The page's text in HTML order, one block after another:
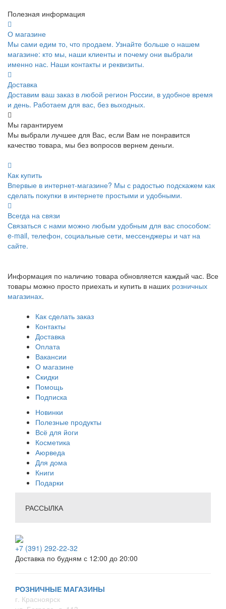
Полезная информация
О магазине
Мы сами едим то, что продаем. Узнайте больше о нашем
магазине: кто мы, наши клиенты и почему они выбрали
именно нас. Наши контакты и реквизиты.
Доставка
Доставим ваш заказ в любой регион России, в удобное время
и день. Работаем для вас, без выходных.
Мы гарантируем
Мы выбрали лучшее для Вас, если Вам не понравится
качество товара, мы без вопросов вернем деньги.
Как купить
Впервые в интернет-магазине? Мы с радостью подскажем как
сделать покупки в интернете простыми и удобными.
Всегда на связи
Связаться с нами можно любым удобным для вас способом:
e-mail, телефон, социальные сети, мессенджеры и чат на
сайте.
Информация по наличию товара обновляется каждый час. Все
товары можно просто приехать и купить в наших розничных
магазинах.
Как сделать заказ
Контакты
Доставка
Оплата
Вакансии
О магазине
Скидки
Помощь
Подписка
Новинки
Полезные продукты
Всё для йоги
Косметика
Аюрведа
Для дома
Книги
Подарки
РАССЫЛКА
+7 (391) 292-22-32
Доставка по будням с 12:00 до 20:00
РОЗНИЧНЫЕ МАГАЗИНЫ
г. Красноярск